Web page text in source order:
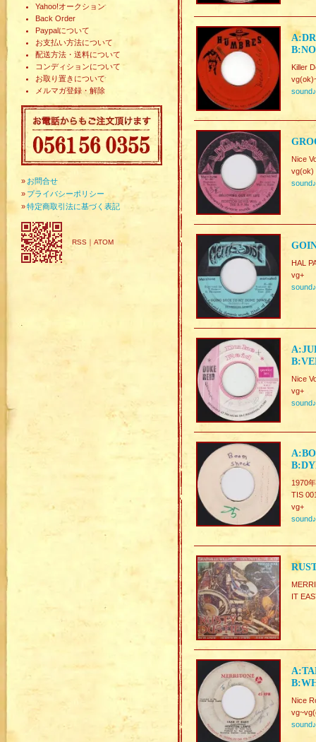
Yahoo!オークション
Back Order
Paypalについて
お支払い方法について
配送方法・送料について
コンディションについて
お取り置きについて
メルマガ登録・解除
» お問合せ
» プライバシーポリシー
»特定商取引法に基づく表記
RSS ｜ ATOM
Killer
sound♪
Nice
vg(ok)
sound♪
HAL
vg+
sound♪
Nice
vg+
sound♪
1970
TIS
vg+
sound♪
IT
Nice
sound♪